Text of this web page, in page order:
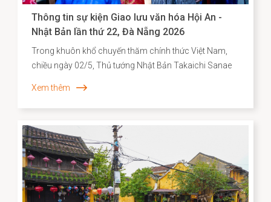
Thông tin sự kiện Giao lưu văn hóa Hội An -
Nhật Bản lần thứ 22, Đà Nẵng 2026
Trong khuôn khổ chuyến thăm chính thức Việt Nam,
chiều ngày 02/5, Thủ tướng Nhật Bản Takaichi Sanae
Sanae đã bày tỏ mong muốn được thăm Di sản văn
hóa thế giới Hội An, để bước đi trên những con đường
mà cộng đồng người Nhật ở đó từng đi qua. Nơi có di
tích Chùa Cầu vừa được hoàn thành trùng tu với sự hợp
tác của Nhật Bản - là minh chứng cho hơn 400 năm
lịch sử giao thương năng động giữa hai dân tộc trên
những vùng biển tự do.
Xem thêm